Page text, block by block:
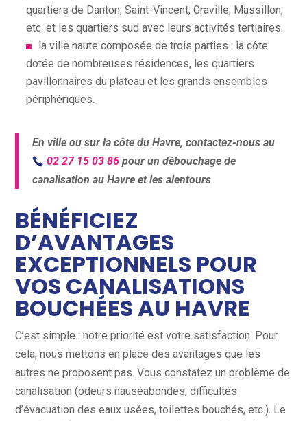
quartiers de Danton, Saint-Vincent, Graville, Massillon,
etc. et les quartiers sud avec leurs activités tertiaires.
la ville haute composée de trois parties : la côte
dotée de nombreuses résidences, les quartiers
pavillonnaires du plateau et les grands ensembles
périphériques.
En ville ou sur la côte du Havre, contactez-nous au
02 27 15 03 86 pour un débouchage de
canalisation au Havre et les alentours
BÉNÉFICIEZ
D’AVANTAGES
EXCEPTIONNELS POUR
VOS CANALISATIONS
BOUCHÉES AU HAVRE
C’est simple : notre priorité est votre satisfaction. Pour
cela, nous mettons en place des avantages que les
autres ne proposent pas. Vous constatez un problème de
canalisation (odeurs nauséabondes, difficultés
d’évacuation des eaux usées, toilettes bouchés, etc.). Le